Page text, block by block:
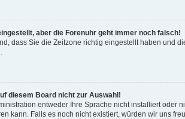
aber die Forenuhr geht immer noch falsch!
dass Sie die Zeitzone richtig eingestellt haben und
diesem Board nicht zur Auswahl!
entweder Ihre Sprache nicht installiert oder
kann. Falls es noch nicht existiert, würden wir uns